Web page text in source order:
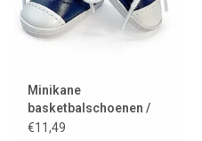
Minikane
basketbalschoenen /
sneakers voor de
€11,49